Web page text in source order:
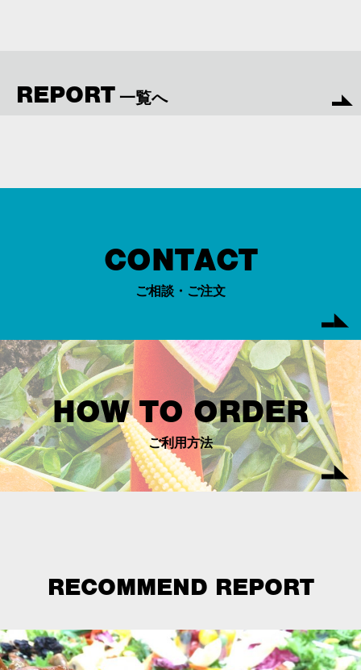
REPORT 一覧へ
CONTACT
ご相談・ご注文
HOW TO ORDER
ご利用方法
RECOMMEND REPORT